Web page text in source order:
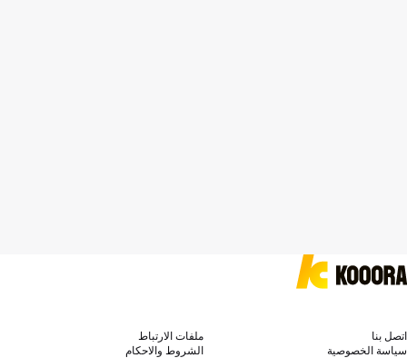
اتصل بنا
ملفات الارتباط
سياسة الخصوصية
الشروط والاحكام